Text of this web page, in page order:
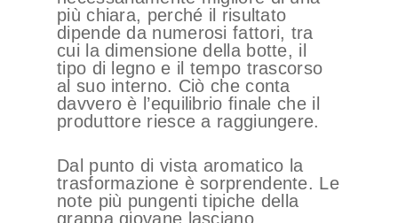
più chiara, perché il risultato
dipende da numerosi fattori, tra
cui la dimensione della botte, il
tipo di legno e il tempo trascorso
al suo interno. Ciò che conta
davvero è l’equilibrio finale che il
produttore riesce a raggiungere.
Dal punto di vista aromatico la
trasformazione è sorprendente. Le
note più pungenti tipiche della
grappa giovane lasciano